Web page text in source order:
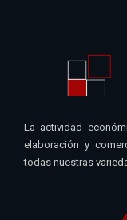
La actividad
elaboración y
todas nuestras